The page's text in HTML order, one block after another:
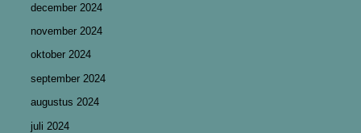
december 2024
november 2024
oktober 2024
september 2024
augustus 2024
juli 2024